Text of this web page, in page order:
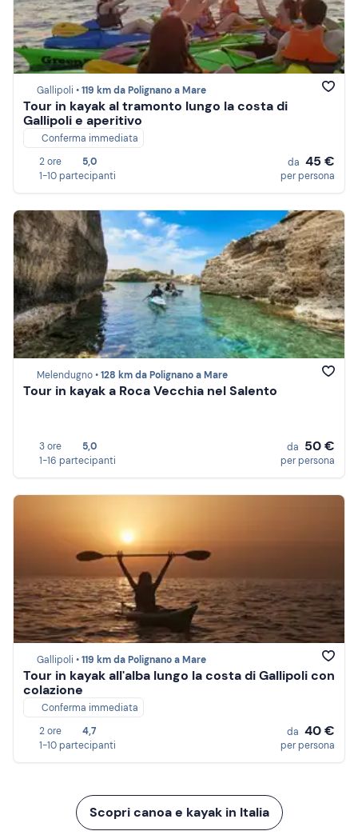
Gallipoli •119 km da Polignano a Mare
Tour in kayak al tramonto lungo la costa di
Gallipoli e aperitivo
Conferma immediata
2 ore
5,0
1-10 partecipanti
da 45 €
per persona
Melendugno •128 km da Polignano a Mare
Tour in kayak a Roca Vecchia nel Salento
3 ore
5,0
1-16 partecipanti
da 50 €
per persona
Gallipoli •119 km da Polignano a Mare
Tour in kayak all'alba lungo la costa di Gallipoli con
colazione
Conferma immediata
2 ore
4,7
1-10 partecipanti
da 40 €
per persona
Scopri canoa e kayak in Italia